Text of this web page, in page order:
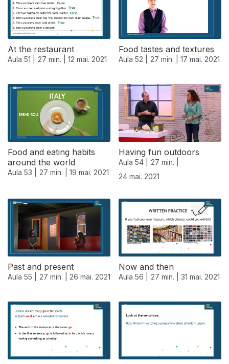
At the restaurant
Aula 51 | 27 min. | 12 mai. 2021
Food tastes and textures
Aula 52 | 27 min. | 17 mai. 2021
Food and eating habits
around the world
Aula 53 | 27 min. | 19 mai. 2021
Having fun outdoors
Aula 54 |
27 min. |
24 mai. 2021
Past and present
Aula 55 | 27 min. | 26 mai. 2021
Now and then
Aula 56 | 27 min. | 31 mai. 2021